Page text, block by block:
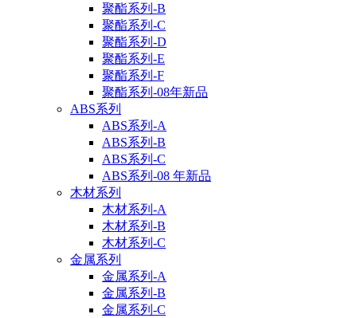
聚酯系列-B
聚酯系列-C
聚酯系列-D
聚酯系列-E
聚酯系列-F
聚酯系列-08年新品
ABS系列
ABS系列-A
ABS系列-B
ABS系列-C
ABS系列-08 年新品
木材系列
木材系列-A
木材系列-B
木材系列-C
金属系列
金属系列-A
金属系列-B
金属系列-C